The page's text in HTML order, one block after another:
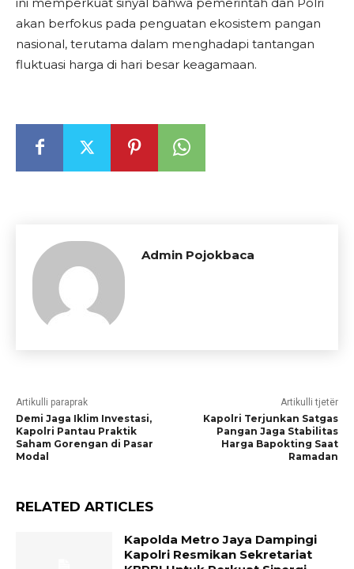
akan berfokus pada penguatan ekosistem pangan
nasional, terutama dalam menghadapi tantangan
fluktuasi harga di hari besar keagamaan.
Admin Pojokbaca
Artikulli paraprak
Demi Jaga Iklim Investasi,
Kapolri Pantau Praktik
Saham Gorengan di Pasar
Modal
Artikulli tjetër
Kapolri Terjunkan Satgas
Pangan Jaga Stabilitas
Harga Bapokting Saat
Ramadan
RELATED ARTICLES
Kapolda Metro Jaya Dampingi
Kapolri Resmikan Sekretariat